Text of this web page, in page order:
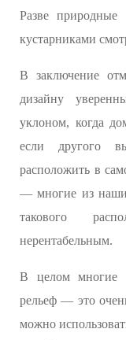
Разве
кустарниками
В заключение
дизайну
уклоном, когда
если другого
расположить в
— многие из
такового
нерентабельным.
В целом многие
рельеф — это
можно